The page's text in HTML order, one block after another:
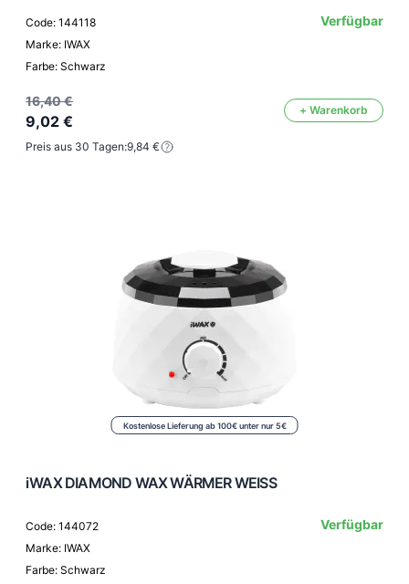
Code: 144118
Marke: IWAX
Farbe: Schwarz
Verfügbar
16,40 €
9,02 €
+ Warenkorb
Preis aus 30 Tagen:9,84 €
Kostenlose Lieferung ab 100€ unter nur 5€
iWAX DIAMOND WAX WÄRMER WEISS
Code: 144072
Marke: IWAX
Farbe: Schwarz
Verfügbar